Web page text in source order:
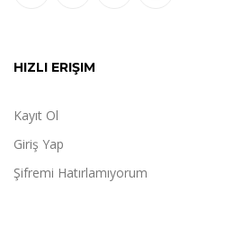
HIZLI ERIŞIM
Kayıt Ol
Giriş Yap
Şifremi Hatırlamıyorum